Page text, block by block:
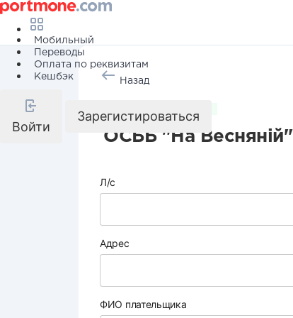
Мобильный
Переводы
Оплата по реквизитам
Кешбэк
Войти
Зарегистироваться
Назад
ОСББ "На Весняній"
Л/с
Адрес
ФИО плательщика